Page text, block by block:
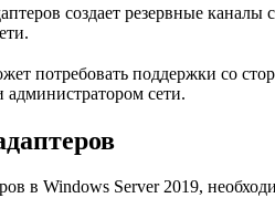
создает резервные каналы
потребовать поддержки со
администратором сети.
в Windows Server 2019,